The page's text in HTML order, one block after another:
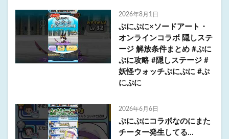
2026年8月1日
ぷにぷに×ソードアート・
オンラインコラボ 隠しステ
ージ 解放条件まとめ #ぷに
ぷに攻略 #隠しステージ #
妖怪ウォッチぷにぷに #ぷ
にぷに
2026年6月6日
ぷにぷにコラボなのにまた
チーター発生してる…